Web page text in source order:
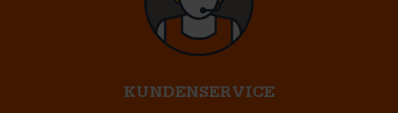
KUNDENSERVICE